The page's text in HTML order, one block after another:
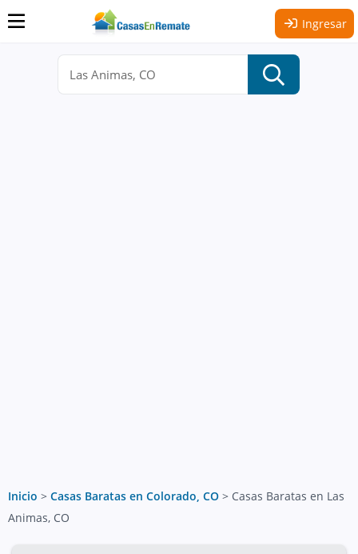
Ingresar
Inicio > Casas Baratas en Colorado, CO > Casas Baratas en Las
Animas, CO